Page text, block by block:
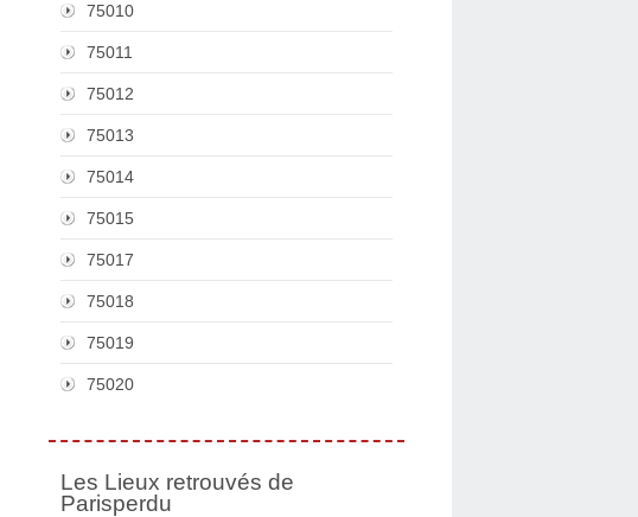
75010
75011
75012
75013
75014
75015
75017
75018
75019
75020
Les Lieux retrouvés de
Parisperdu